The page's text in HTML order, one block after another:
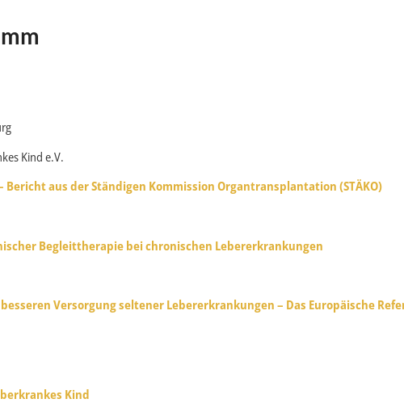
Kind e.V.
aus der Ständigen Kommission Organtransplantation (STÄKO)
Begleittherapie bei chronischen Lebererkrankungen
Versorgung seltener Lebererkrankungen – Das Europäische
Kind